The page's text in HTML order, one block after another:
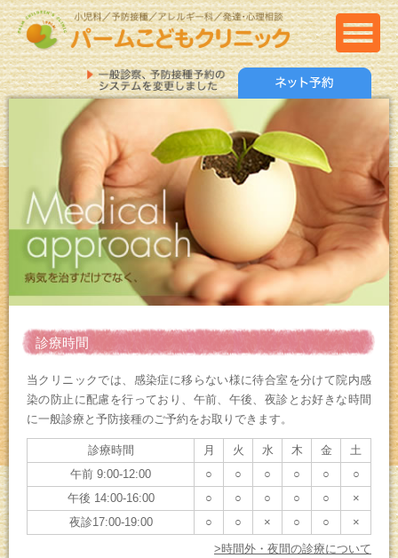
診療時間
当クリニックでは、感染症に移らない様に待合室を分けて院内感
染の防止に配慮を行っており、午前、午後、夜診とお好きな時間
に一般診療と予防接種のご予約をお取りできます。
診療時間 月 火 水 木 金
土
午前 9:00-12:00
○ ○ ○ ○ ○
○
午後 14:00-16:00
○ ○ ○ ○ ○
×
夜診17:00-19:00
○ ○ × ○ ○
×
>時間外・夜間の診療について